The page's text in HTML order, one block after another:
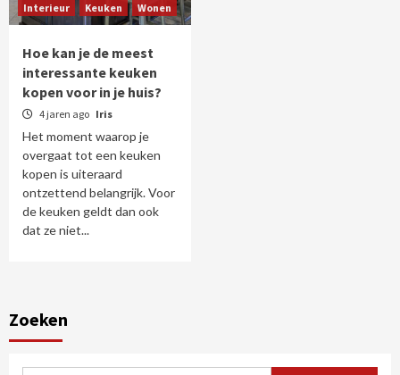
Interieur Keuken Wonen
Hoe kan je de meest
interessante keuken
kopen voor in je huis?
4 jaren ago Iris
Het moment waarop je
overgaat tot een keuken
kopen is uiteraard
ontzettend belangrijk. Voor
de keuken geldt dan ook
dat ze niet...
Zoeken